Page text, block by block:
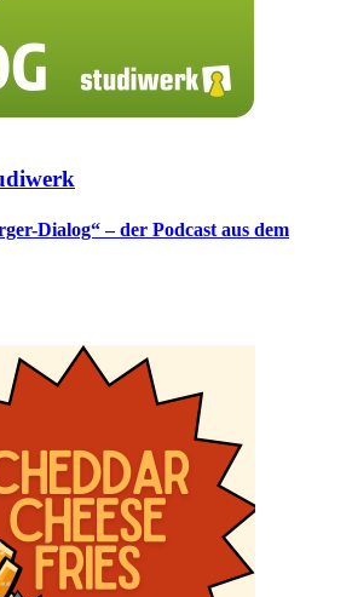
Dialog“ – der Podcast aus dem